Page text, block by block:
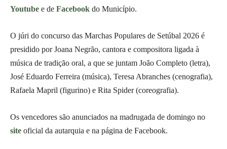
Youtube e de Facebook do Município.
O júri do concurso das Marchas Populares de Setúbal 2026 é
presidido por Joana Negrão, cantora e compositora ligada à
música de tradição oral, a que se juntam João Completo (letra),
José Eduardo Ferreira (música), Teresa Abranches (cenografia),
Rafaela Mapril (figurino) e Rita Spider (coreografia).
Os vencedores são anunciados na madrugada de domingo no
site oficial da autarquia e na página de Facebook.